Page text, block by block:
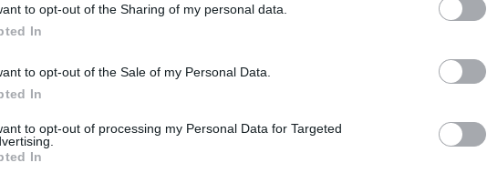
to opt-out of the Sharing of my personal data.
In
to opt-out of the Sale of my Personal Data.
In
to opt-out of processing my Personal Data for Targeted
In